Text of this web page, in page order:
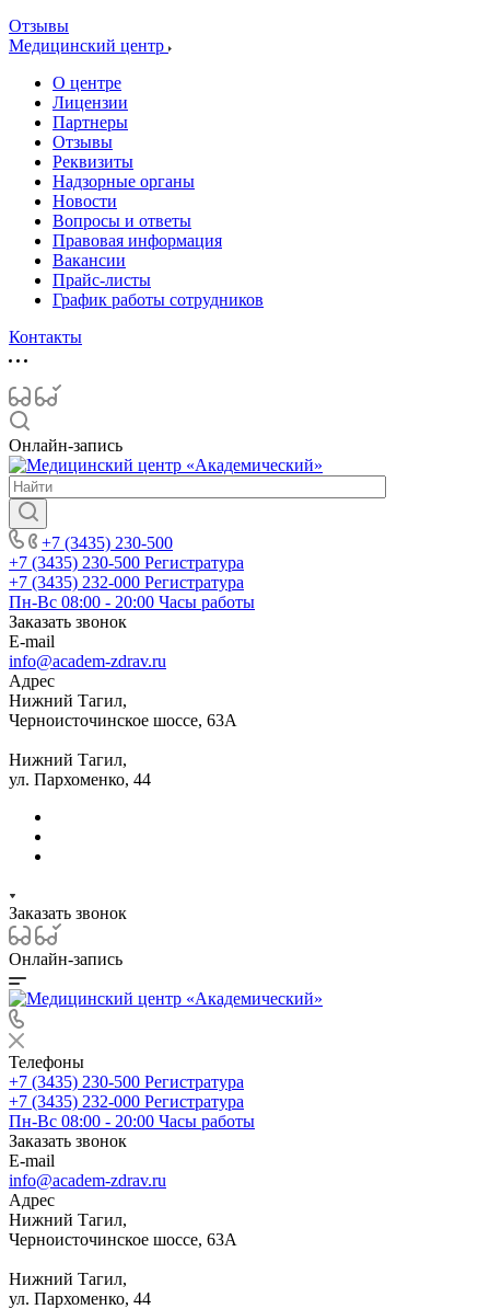
Отзывы
Медицинский центр
О центре
Лицензии
Партнеры
Отзывы
Реквизиты
Надзорные органы
Новости
Вопросы и ответы
Правовая информация
Вакансии
Прайс-листы
График работы сотрудников
Контакты
Онлайн-запись
+7 (3435) 230-500
+7 (3435) 230-500 Регистратура
+7 (3435) 232-000 Регистратура
Пн-Вс 08:00 - 20:00 Часы работы
Заказать звонок
E-mail
info@academ-zdrav.ru
Адрес
Нижний Тагил,
Черноисточинское шоссе, 63А
Нижний Тагил,
ул. Пархоменко, 44
Заказать звонок
Онлайн-запись
Телефоны
+7 (3435) 230-500 Регистратура
+7 (3435) 232-000 Регистратура
Пн-Вс 08:00 - 20:00 Часы работы
Заказать звонок
E-mail
info@academ-zdrav.ru
Адрес
Нижний Тагил,
Черноисточинское шоссе, 63А
Нижний Тагил,
ул. Пархоменко, 44